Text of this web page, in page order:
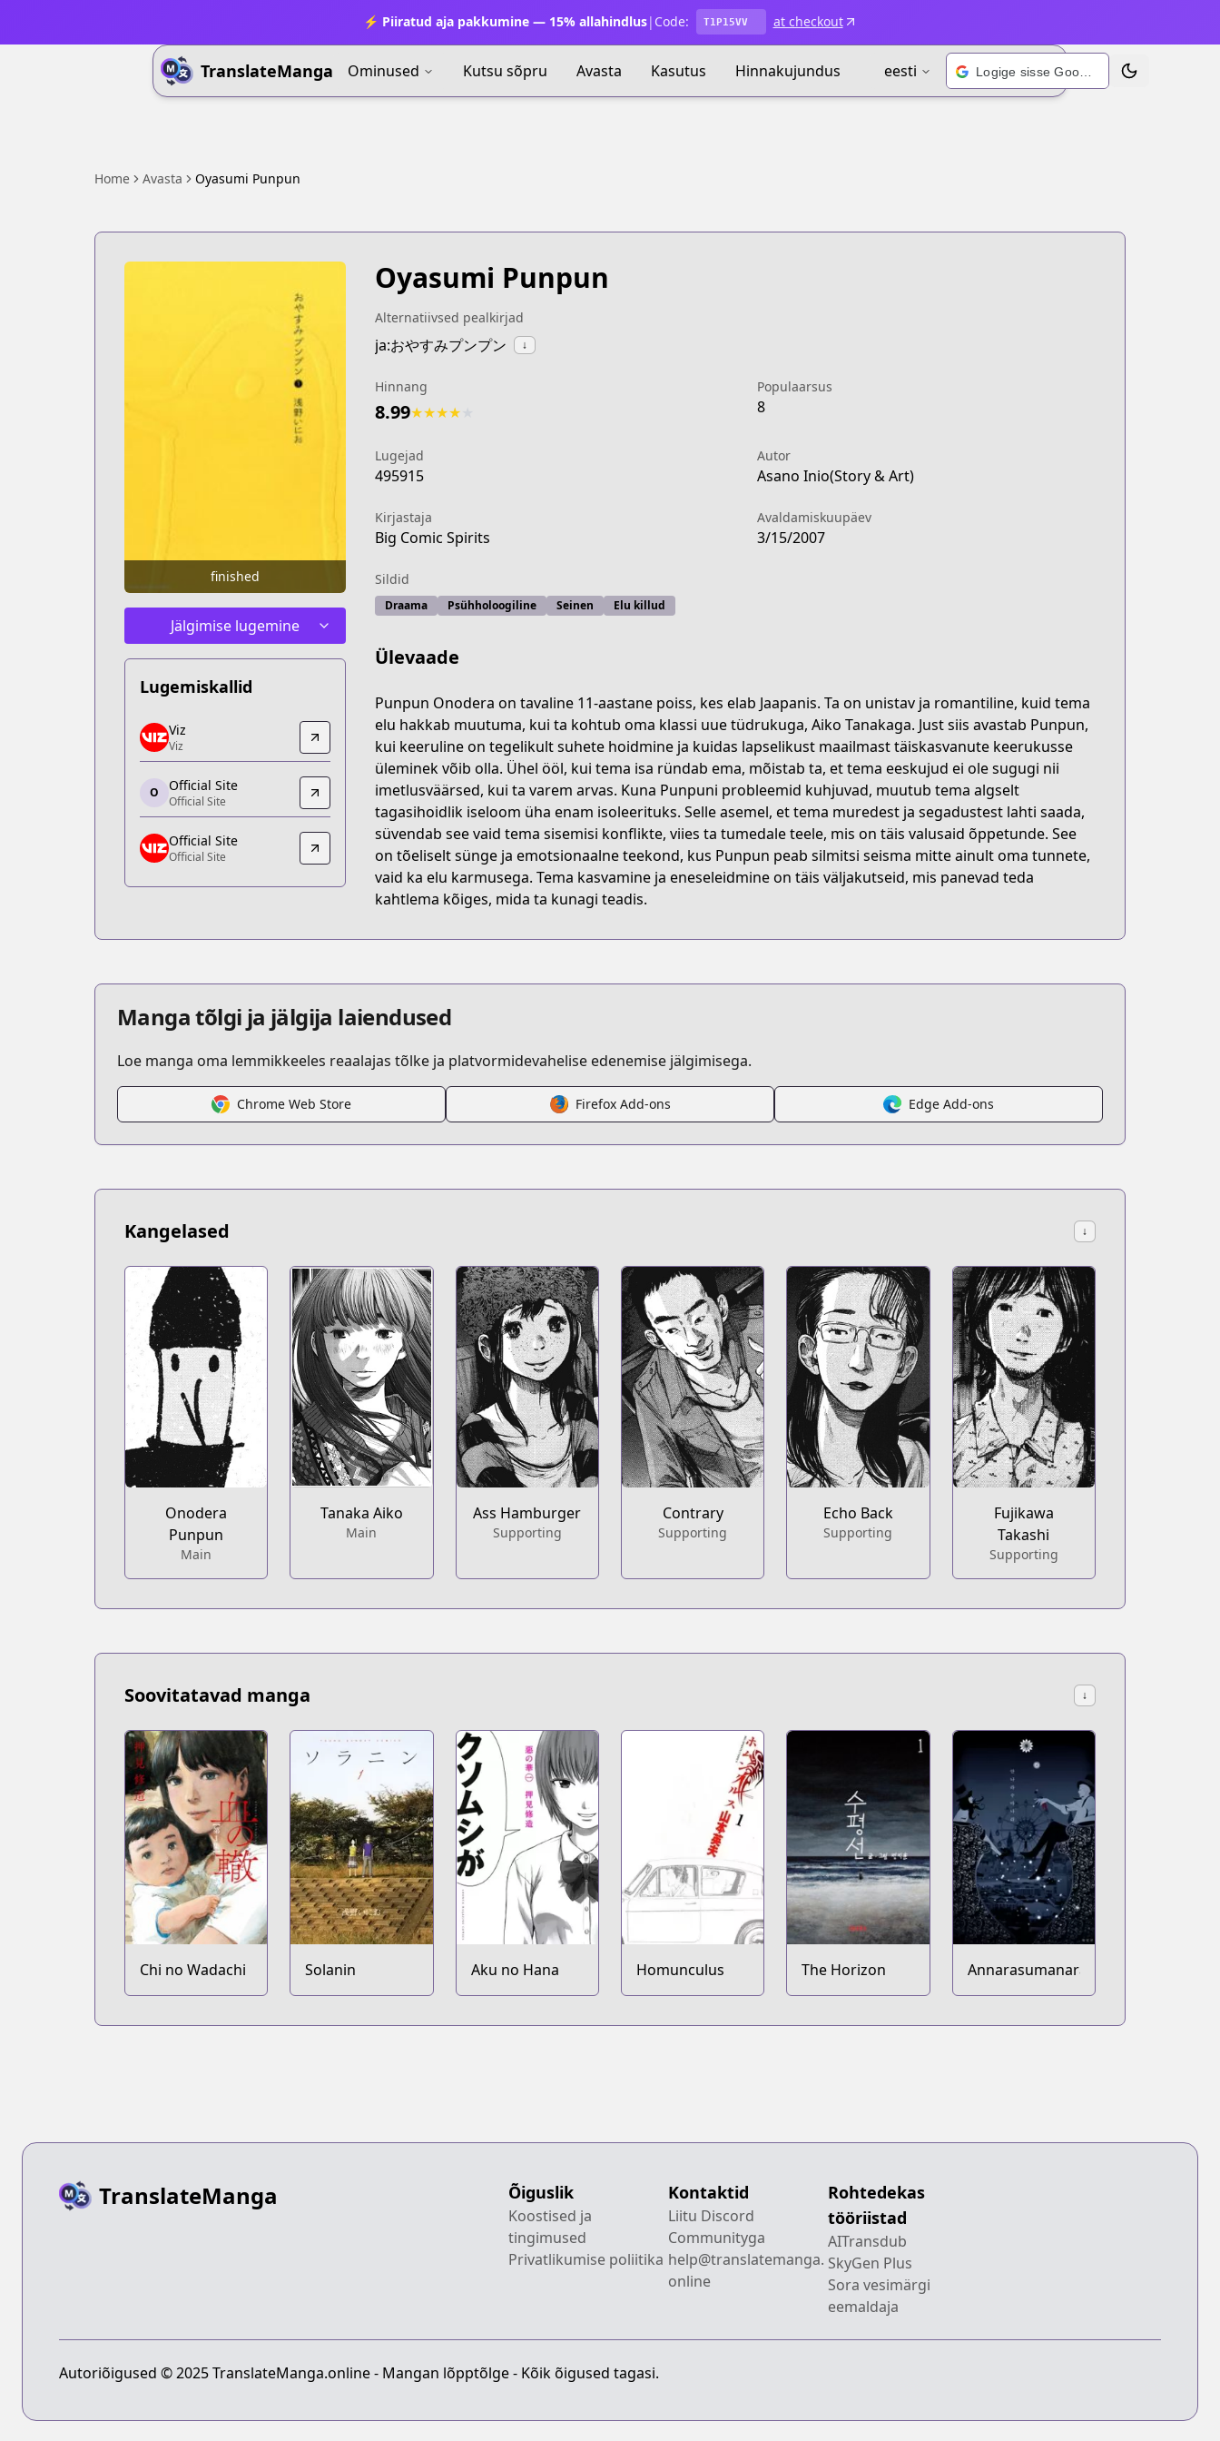
⚡ Piiratud aja pakkumine — 15% allahindlus| Code: T1P15VV at checkout
TranslateManga Ominused Kutsu sõpru Avasta Kasutus Hinnakujundus eesti Vaheta teema
Home Avasta Oyasumi Punpun
finished
Jälgimise lugemine
Lugemiskallid
Viz
Viz
https://www.viz.com/vizmanga/chapters/goodnight-punpun
Official Site
Official Site
https://shogakukan-comic.jp/book?isbn=9784091512185
Official Site
https://www.viz.com/goodnight-punpun
Viz
Viz
O Official Site
Official Site
Official Site
Official Site
Oyasumi Punpun
Alternatiivsed pealkirjad
ja:おやすみプンプン ↓
Hinnang
8.99★★★★
Populaarsus
8
Lugejad
495915
Autor
Asano Inio(Story & Art)
Kirjastaja
Big Comic Spirits
Avaldamiskuupäev
3/15/2007
Sildid
Draama Psühholoogiline Seinen Elu killud
Ülevaade
Punpun Onodera on tavaline 11-aastane poiss, kes elab Jaapanis. Ta on unistav ja romantiline, kuid tema
elu hakkab muutuma, kui ta kohtub oma klassi uue tüdrukuga, Aiko Tanakaga. Just siis avastab Punpun,
kui keeruline on tegelikult suhete hoidmine ja kuidas lapselikust maailmast täiskasvanute keerukusse
üleminek võib olla. Ühel ööl, kui tema isa ründab ema, mõistab ta, et tema eeskujud ei ole sugugi nii
imetlusväärsed, kui ta varem arvas. Kuna Punpuni probleemid kuhjuvad, muutub tema algselt
tagasihoidlik iseloom üha enam isoleerituks. Selle asemel, et tema muredest ja segadustest lahti saada,
süvendab see vaid tema sisemisi konflikte, viies ta tumedale teele, mis on täis valusaid õppetunde. See
on tõeliselt sünge ja emotsionaalne teekond, kus Punpun peab silmitsi seisma mitte ainult oma tunnete,
vaid ka elu karmusega. Tema kasvamine ja eneseleidmine on täis väljakutseid, mis panevad teda
kahtlema kõiges, mida ta kunagi teadis.
Manga tõlgi ja jälgija laiendused
Loe manga oma lemmikkeeles reaalajas tõlke ja platvormidevahelise edenemise jälgimisega.
Chrome Web Store Firefox Add-ons Edge Add-ons
Kangelased ↓
Onodera
Punpun
Main
Tanaka Aiko
Main
Ass Hamburger
Supporting
Contrary
Supporting
Echo Back
Supporting
Fujikawa
Takashi
Supporting
Soovitatavad manga ↓
Chi no Wadachi Solanin Aku no Hana Homunculus The Horizon Annarasumanara
TranslateManga Õiguslik
Koostised ja
tingimused
Privatlikumise poliitika
Kontaktid
Liitu Discord
Communityga
help@translatemanga.
online
Rohtedekas
tööriistad
AITransdub
SkyGen Plus
Sora vesimärgi
eemaldaja
Autoriõigused © 2025 TranslateManga.online - Mangan lõpptõlge - Kõik õigused tagasi.